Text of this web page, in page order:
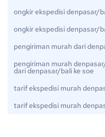
ongkir ekspedisi denpasar/
ongkir ekspedisi denpasar/
pengiriman murah dari
pengiriman murah
dari denpasar/bali ke soe
tarif ekspedisi murah
tarif ekspedisi murah